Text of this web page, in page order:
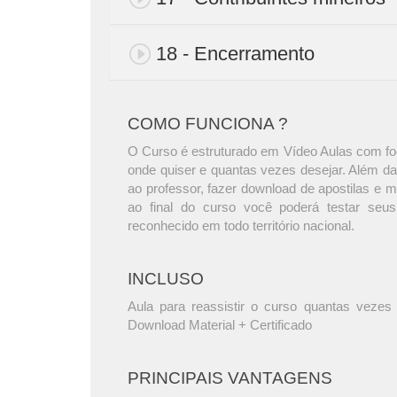
18 - Encerramento
COMO FUNCIONA ?
O Curso é estruturado em Vídeo Aulas com
onde quiser e quantas vezes desejar. Além
ao professor, fazer download de apostilas e
ao final do curso você poderá testar
reconhecido em todo território nacional.
INCLUSO
Aula para reassistir o curso quantas
Download Material + Certificado
PRINCIPAIS VANTAGENS